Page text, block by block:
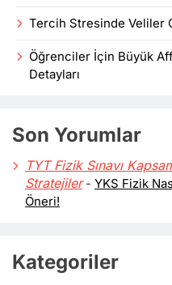
Tercih Stresinde Veliler
Öğrenciler İçin Büyük
Detayları
Son Yorumlar
TYT Fizik Sınavı
Stratejiler- YKS Fizik
Öneri!
Kategoriler